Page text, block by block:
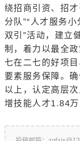
绕招商引资、招
分队”“人才服务
双引”活动，建立
制，着力以最全
七在二七的好项
要素服务保障。
以上，认定高层
增技能人才1.84